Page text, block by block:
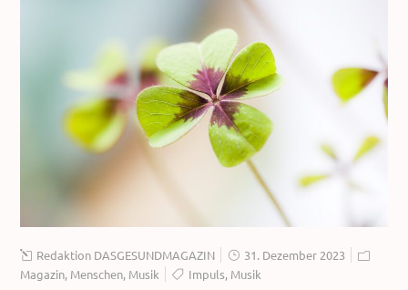
Redaktion DASGESUNDMAGAZIN
31. Dezember 2023
Magazin, Menschen, Musik Impuls, Musik